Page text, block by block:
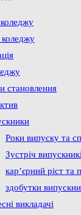
становлення
Роки випуску та
Зустріч
кар’єрний ріст та
здобутки
викладачі